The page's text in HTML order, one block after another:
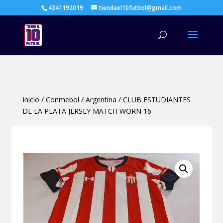
4341192019 tiendael10futbol@gmail.com
Inicio / Conmebol / Argentina / CLUB ESTUDIANTES
DE LA PLATA JERSEY MATCH WORN 16